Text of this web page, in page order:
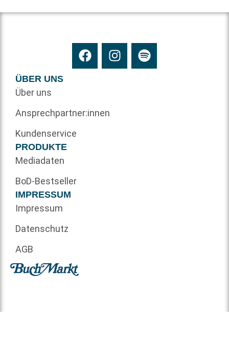
ÜBER UNS
Über uns
Ansprechpartner:innen
Kundenservice
PRODUKTE
Mediadaten
BoD-Bestseller
IMPRESSUM
Impressum
Datenschutz
AGB